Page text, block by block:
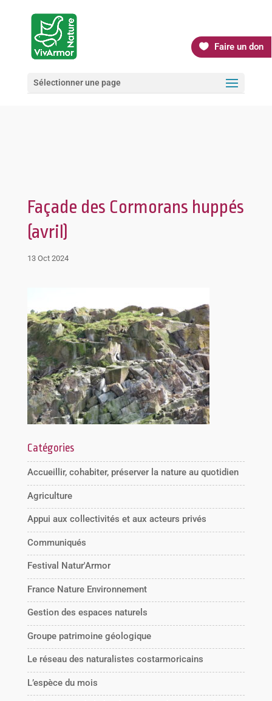
Faire un don
Sélectionner une page
Façade des Cormorans huppés
(avril)
13 Oct 2024
Catégories
Accueillir, cohabiter, préserver la nature au quotidien
Agriculture
Appui aux collectivités et aux acteurs privés
Communiqués
Festival Natur'Armor
France Nature Environnement
Gestion des espaces naturels
Groupe patrimoine géologique
Le réseau des naturalistes costarmoricains
L’espèce du mois